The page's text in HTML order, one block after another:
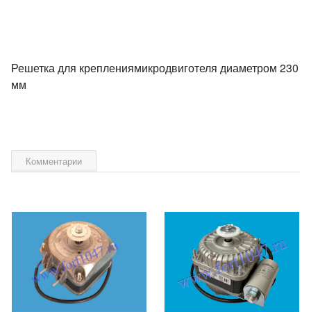
Решетка для креплениямикродвиготеля диаметром 230
мм
Комментарии